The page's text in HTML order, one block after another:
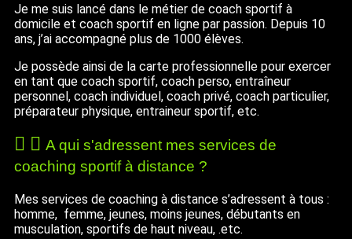
Je me suis lancé dans le métier de coach sportif à
domicile et coach sportif en ligne par passion. Depuis 10
ans, j’ai accompagné plus de 1000 élèves.
Je possède ainsi de la carte professionnelle pour exercer
en tant que coach sportif, coach perso, entraîneur
personnel, coach individuel, coach privé, coach particulier,
préparateur physique, entraineur sportif, etc.
A qui s'adressent mes services de
coaching sportif à distance ?
Mes services de coaching à distance s’adressent à tous :
homme, femme, jeunes, moins jeunes, débutants en
musculation, sportifs de haut niveau, .etc.